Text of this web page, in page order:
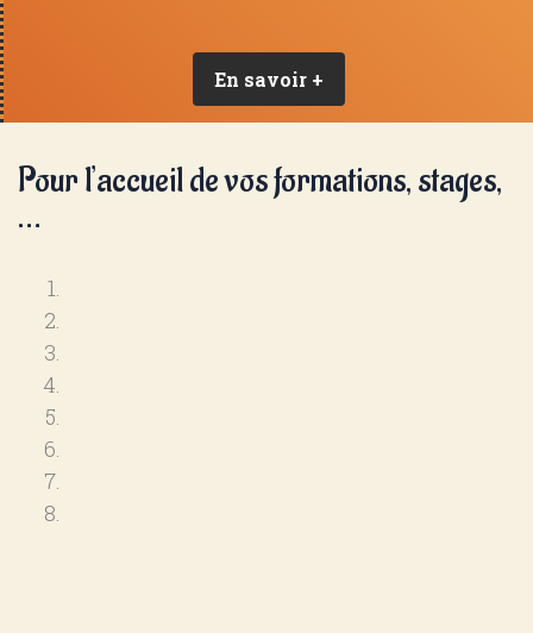
En savoir +
Pour l’accueil de vos formations, stages,
…